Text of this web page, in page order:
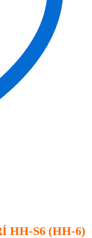
HH-S6 (HH-6)